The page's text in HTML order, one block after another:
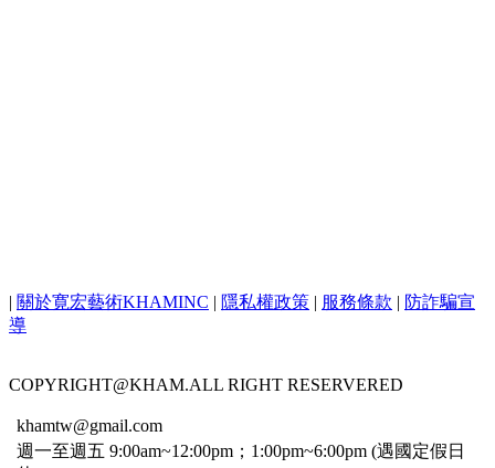
| 關於寛宏藝術KHAMINC | 隱私權政策 | 服務條款 | 防詐騙宣
導
COPYRIGHT@KHAM.ALL RIGHT RESERVERED
khamtw@gmail.com
週一至週五 9:00am~12:00pm；1:00pm~6:00pm (遇國定假日